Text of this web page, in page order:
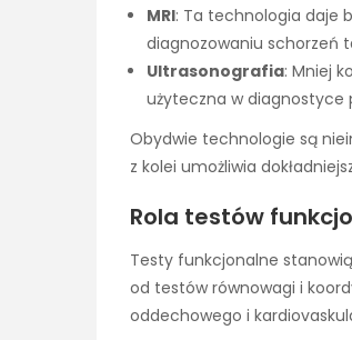
MRI: Ta technologia daje
diagnozowaniu schorzeń
Ultrasonografia: Mniej
użyteczna w diagnostyce
Obydwie technologie są
z kolei umożliwia
Rola testów
Testy funkcjonalne
od testów równowagi i
oddechowego i